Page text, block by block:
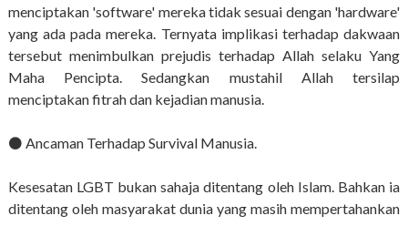
menciptakan 'software' mereka tidak sesuai dengan 'hardware'
yang ada pada mereka. Ternyata implikasi terhadap dakwaan
tersebut menimbulkan prejudis terhadap Allah selaku Yang
Maha Pencipta. Sedangkan mustahil Allah tersilap
menciptakan fitrah dan kejadian manusia.
⚫️ Ancaman Terhadap Survival Manusia.
Kesesatan LGBT bukan sahaja ditentang oleh Islam. Bahkan ia
ditentang oleh masyarakat dunia yang masih mempertahankan